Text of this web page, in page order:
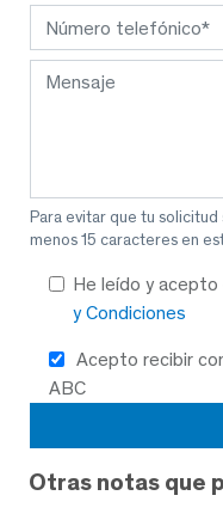
Para evitar que tu
menos 15 caracteres en
He leído y acepto
y Condiciones
Acepto recibir
ABC
Otras notas que